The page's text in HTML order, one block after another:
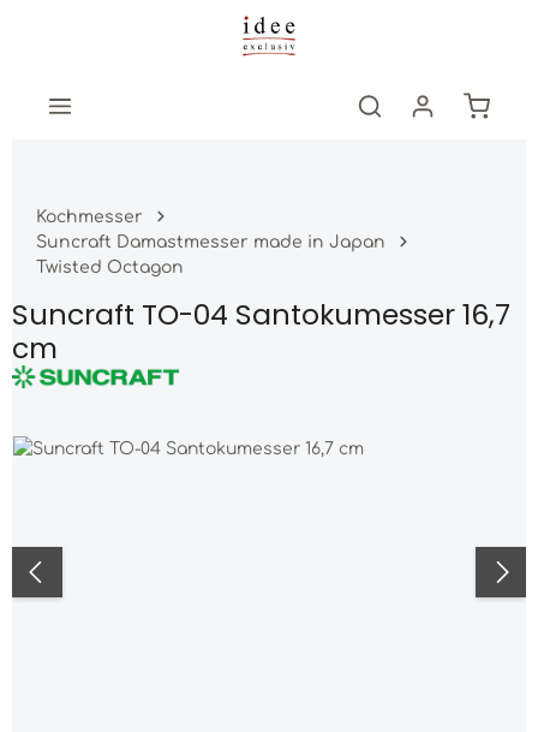
Zum Hauptinhalt springen
Kochmesser
Suncraft Damastmesser made in Japan
Twisted Octagon
Suncraft TO-04 Santokumesser 16,7
cm
Bildergalerie überspringen